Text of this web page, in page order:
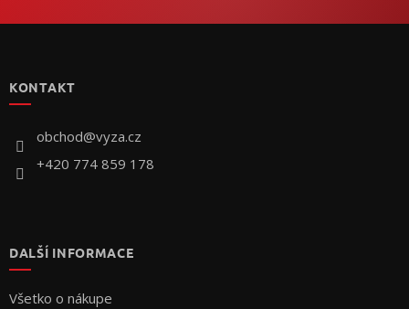
KONTAKT
obchod@vyza.cz
+420 774 859 178
DALŠÍ INFORMACE
Všetko o nákupe